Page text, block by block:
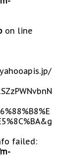
on line
failed: